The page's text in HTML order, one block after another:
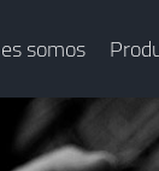
somos